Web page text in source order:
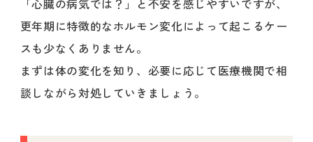
「心臓の病気では？」と不安を感じやすいですが、
更年期に特徴的なホルモン変化によって起こるケー
スも少なくありません。
まずは体の変化を知り、必要に応じて医療機関で相
談しながら対処していきましょう。